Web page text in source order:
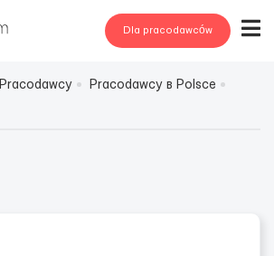
Dla pracodawców
Pracodawcy
Pracodawcy в Polsce